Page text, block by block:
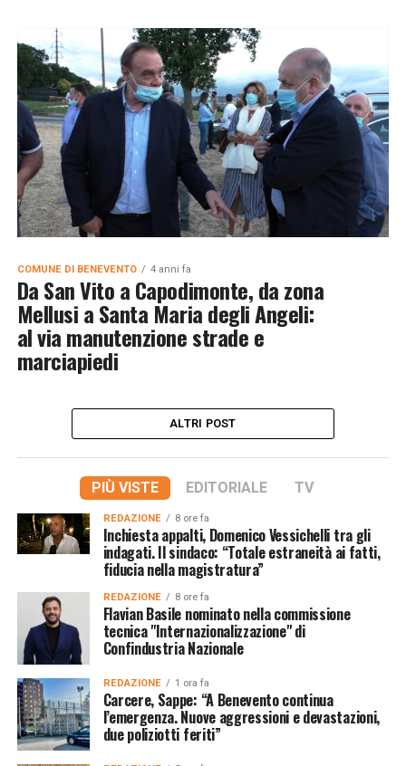
COMUNE DI BENEVENTO 4 anni fa
Da San Vito a Capodimonte, da zona
Mellusi a Santa Maria degli Angeli:
al via manutenzione strade e
marciapiedi
ALTRI POST
PIÙ VISTE EDITORIALE TV
REDAZIONE 8 ore fa
Inchiesta appalti, Domenico Vessichelli tra gli
indagati. Il sindaco: “Totale estraneità ai fatti,
fiducia nella magistratura”
REDAZIONE 8 ore fa
Flavian Basile nominato nella commissione
tecnica "Internazionalizzazione" di
Confindustria Nazionale
REDAZIONE 1 ora fa
Carcere, Sappe: “A Benevento continua
l’emergenza. Nuove aggressioni e devastazioni,
due poliziotti feriti”